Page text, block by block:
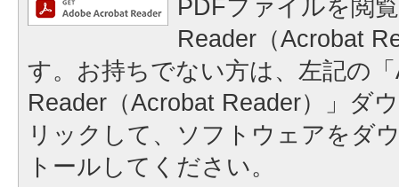
PDFファイルを閲
Reader（Acrobat
す。お持ちでない方は、左記の
Reader（Acrobat Reader）」ダ
リックして、ソフトウェアをダ
トールしてください。